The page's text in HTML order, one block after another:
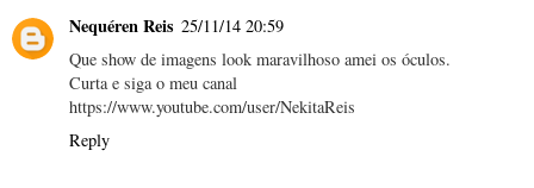
Nequéren Reis 25/11/14 20:59
Que show de imagens look maravilhoso amei os óculos.
Curta e siga o meu canal
https://www.youtube.com/user/NekitaReis
Reply